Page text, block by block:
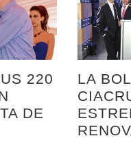
EN
2017
Y
ES SEDE DE
DE GAS
220
DE
LA